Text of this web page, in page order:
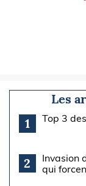
Les
1
Top 3
2
Invasion
qui